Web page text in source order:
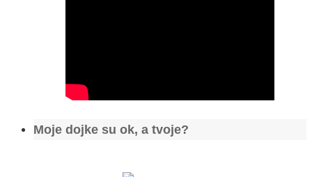
Moje dojke su ok, a tvoje?